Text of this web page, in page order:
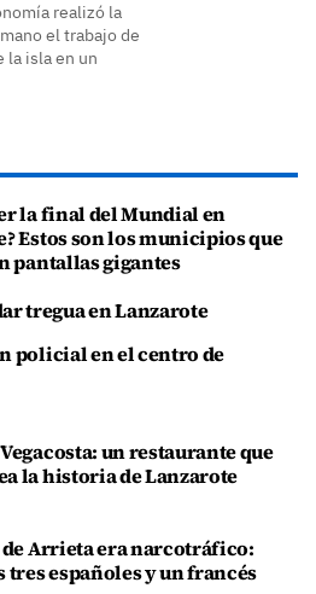
realizó la
el trabajo de
la isla en un
la final del Mundial en
Estos son los municipios que
pantallas gigantes
tregua en Lanzarote
policial en el centro de
un restaurante que
la historia de Lanzarote
de Arrieta era narcotráfico:
tres españoles y un francés